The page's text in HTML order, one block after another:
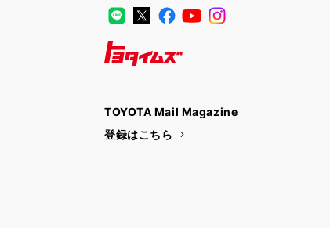
LINEX Facebook
YouTube
TOYOTA Mail Magazine
登録はこちら